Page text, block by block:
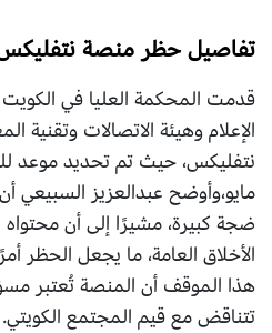
تفاصيل حظر منصة
قدمت المحكمة العليا في
الإعلام وهيئة الاتصالات
مايو،وأوضح عبدالعزيز السبيعي
ضجة كبيرة، مشيرًا إلى أن
الأخلاق العامة، ما يجعل الحظر
هذا الموقف أن المنصة تُعتبر
تتناقض مع قيم المجتمع الكويتي.